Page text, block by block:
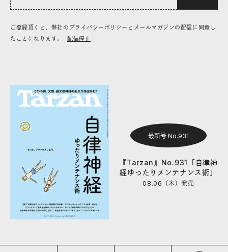
ご登録頂くと、弊社のプライバシーポリシーとメールマガジンの配信に同意し
たことになります。
配信停止
最新号 No.931
『Tarzan』No.931「自律神
経ゆったりメンテナンス術」
08.06（木）発売